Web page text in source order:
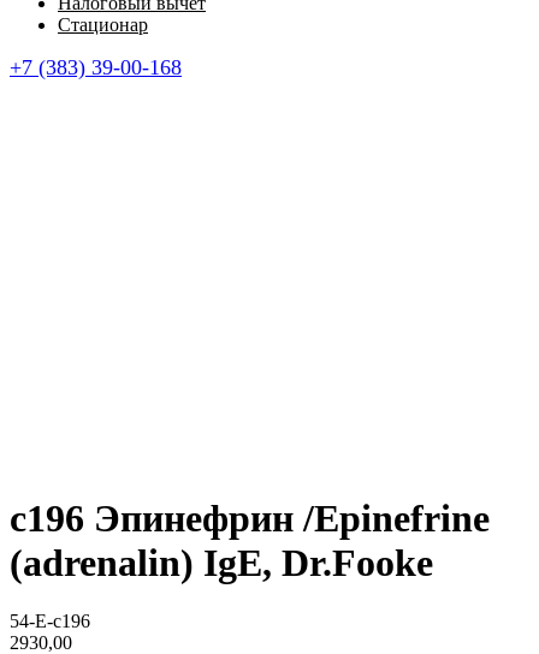
Стационар
+7 (383) 39-00-168
c196 Эпинефрин /Epinefrine
(adrenalin) IgE, Dr.Fooke
54-E-c196
2930,00